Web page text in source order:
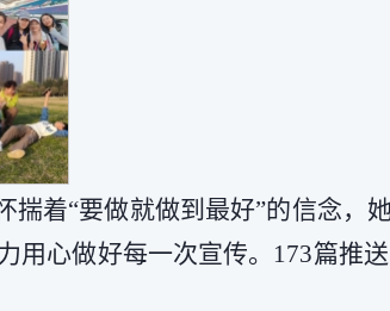
着“要做就做到最好”的信念，
心做好每一次宣传。173篇推